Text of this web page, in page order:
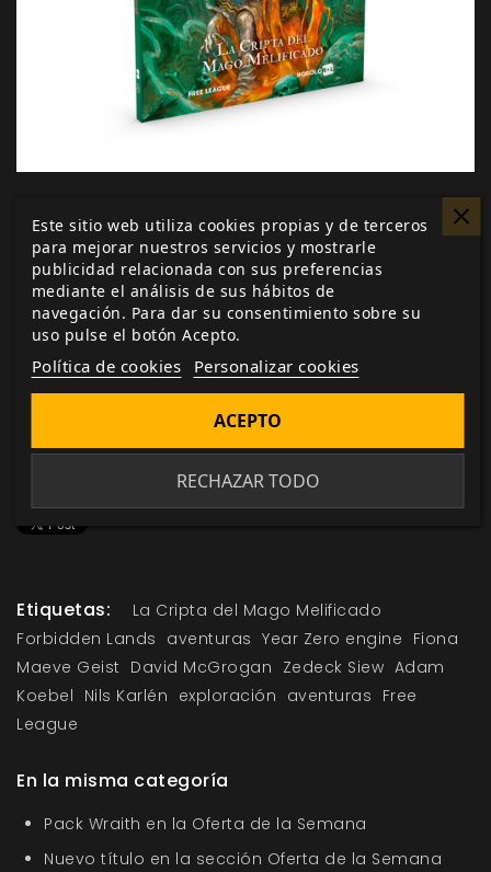
Sigue de cerca todas las novedades y avances
sobreLa Cripta del Mago Melificado, Forbidden Lands
otros de tus juegos y suplementos favoritos mediante
la sección denoticiasydesarrollo
acude a nuestroformulario de contacto
cualquier duda o sugerencia que tengas.
Etiquetas:
La Cripta del Mago Melificado
Forbidden Lands aventuras Year Zero engine Fiona
Maeve Geist David McGrogan Zedeck Siew Adam
Koebel Nils Karlén exploración aventuras Free
League
En la misma categoría
Pack Wraith en la Oferta de la Semana
Nuevo título en la sección Oferta de la Semana
Este sitio web utiliza cookies propias y de terceros
para mejorar nuestros servicios y mostrarle
publicidad relacionada con sus preferencias
mediante el análisis de sus hábitos de
navegación. Para dar su consentimiento sobre su
uso pulse el botón Acepto.
Política de cookies Personalizar cookies
RECHAZAR TODO
ACEPTO